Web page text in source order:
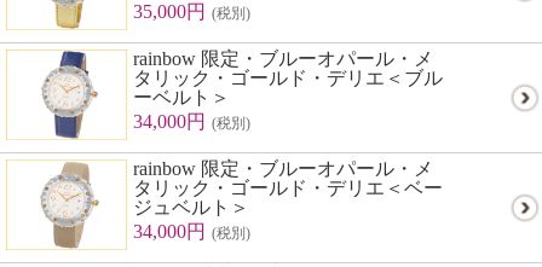
35,000円 (税別)
rainbow 限定・ブルーオパール・メ
タリック・ゴールド・デリエ＜ブル
ーベルト＞
34,000円 (税別)
rainbow 限定・ブルーオパール・メ
タリック・ゴールド・デリエ＜ベー
ジュベルト＞
34,000円 (税別)